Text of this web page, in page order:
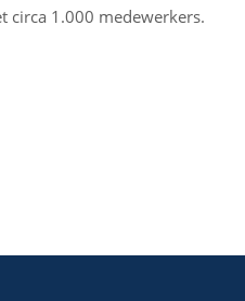
circa 1.000 medewerkers.